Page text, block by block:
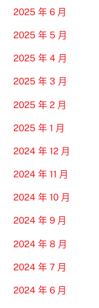
2025 年 6 月
2025 年 5 月
2025 年 4 月
2025 年 3 月
2025 年 2 月
2025 年 1 月
2024 年 12 月
2024 年 11 月
2024 年 10 月
2024 年 9 月
2024 年 8 月
2024 年 7 月
2024 年 6 月